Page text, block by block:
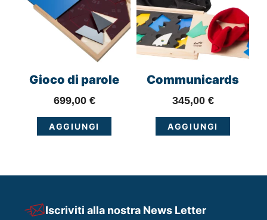
Gioco di parole
699,00 €
AGGIUNGI
Communicards
345,00 €
AGGIUNGI
Iscriviti alla nostra News Letter